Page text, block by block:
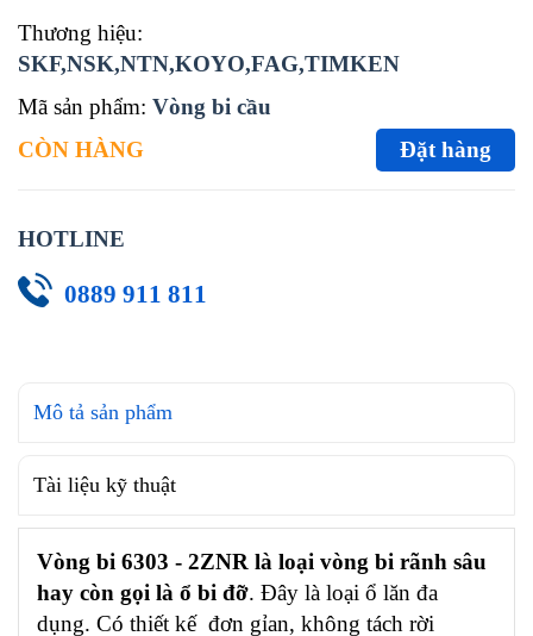
Thương hiệu:
SKF,NSK,NTN,KOYO,FAG,TIMKEN
Mã sản phẩm: Vòng bi cầu
CÒN HÀNG
Đặt hàng
HOTLINE
0889 911 811
Mô tả sản phẩm
Tài liệu kỹ thuật
Vòng bi 6303 - 2ZNR là loại vòng bi rãnh sâu
hay còn gọi là ổ bi đỡ. Đây là loại ổ lăn đa
dụng. Có thiết kế đơn gỉan, không tách rời